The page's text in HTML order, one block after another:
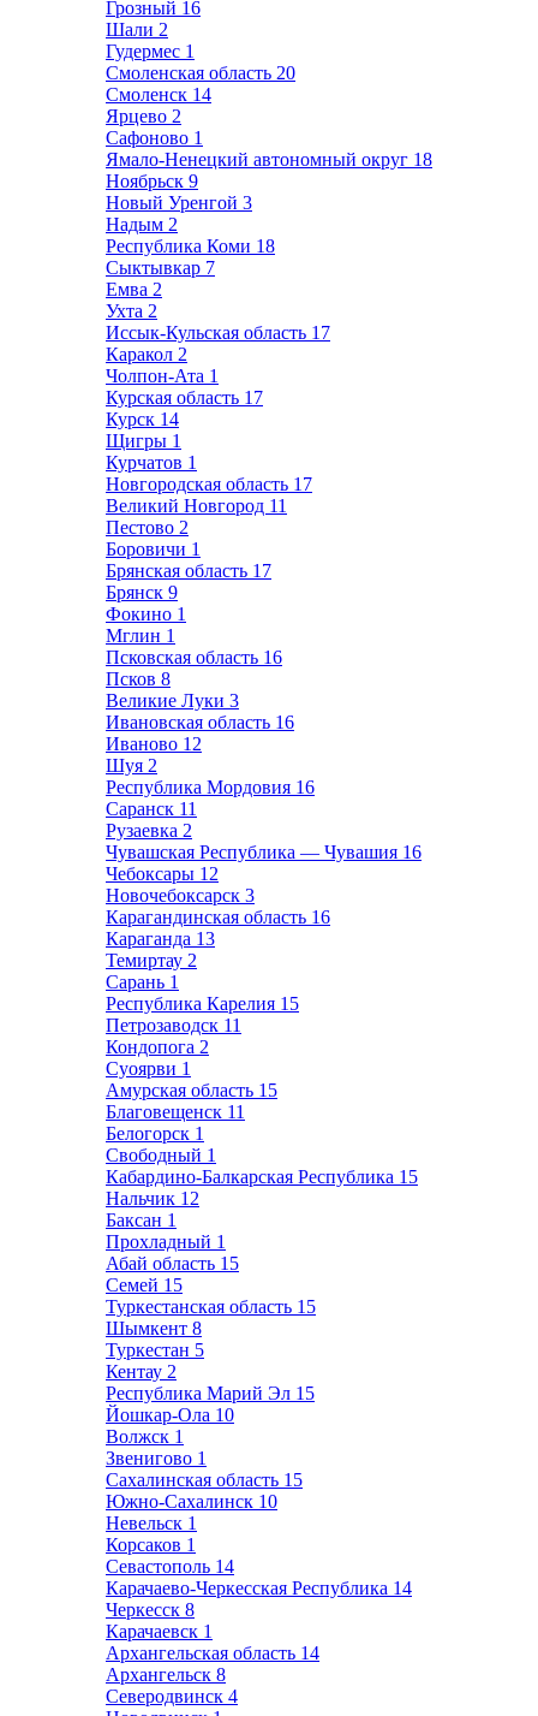
Грозный 16
Шали 2
Гудермес 1
Смоленская область 20
Смоленск 14
Ярцево 2
Сафоново 1
Ямало-Ненецкий автономный округ 18
Ноябрьск 9
Новый Уренгой 3
Надым 2
Республика Коми 18
Сыктывкар 7
Емва 2
Ухта 2
Иссык-Кульская область 17
Каракол 2
Чолпон-Ата 1
Курская область 17
Курск 14
Щигры 1
Курчатов 1
Новгородская область 17
Великий Новгород 11
Пестово 2
Боровичи 1
Брянская область 17
Брянск 9
Фокино 1
Мглин 1
Псковская область 16
Псков 8
Великие Луки 3
Ивановская область 16
Иваново 12
Шуя 2
Республика Мордовия 16
Саранск 11
Рузаевка 2
Чувашская Республика — Чувашия 16
Чебоксары 12
Новочебоксарск 3
Карагандинская область 16
Караганда 13
Темиртау 2
Сарань 1
Республика Карелия 15
Петрозаводск 11
Кондопога 2
Суоярви 1
Амурская область 15
Благовещенск 11
Белогорск 1
Свободный 1
Кабардино-Балкарская Республика 15
Нальчик 12
Баксан 1
Прохладный 1
Абай область 15
Семей 15
Туркестанская область 15
Шымкент 8
Туркестан 5
Кентау 2
Республика Марий Эл 15
Йошкар-Ола 10
Волжск 1
Звенигово 1
Сахалинская область 15
Южно-Сахалинск 10
Невельск 1
Корсаков 1
Севастополь 14
Карачаево-Черкесская Республика 14
Черкесск 8
Карачаевск 1
Архангельская область 14
Архангельск 8
Северодвинск 4